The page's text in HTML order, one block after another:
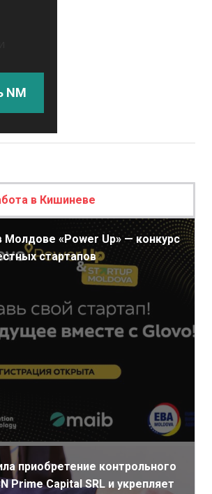
NM
в Кишиневе
Молдове «Power Up» — конкурс
стартапов
приобретение контрольного
Prime Capital SRL и укрепляет